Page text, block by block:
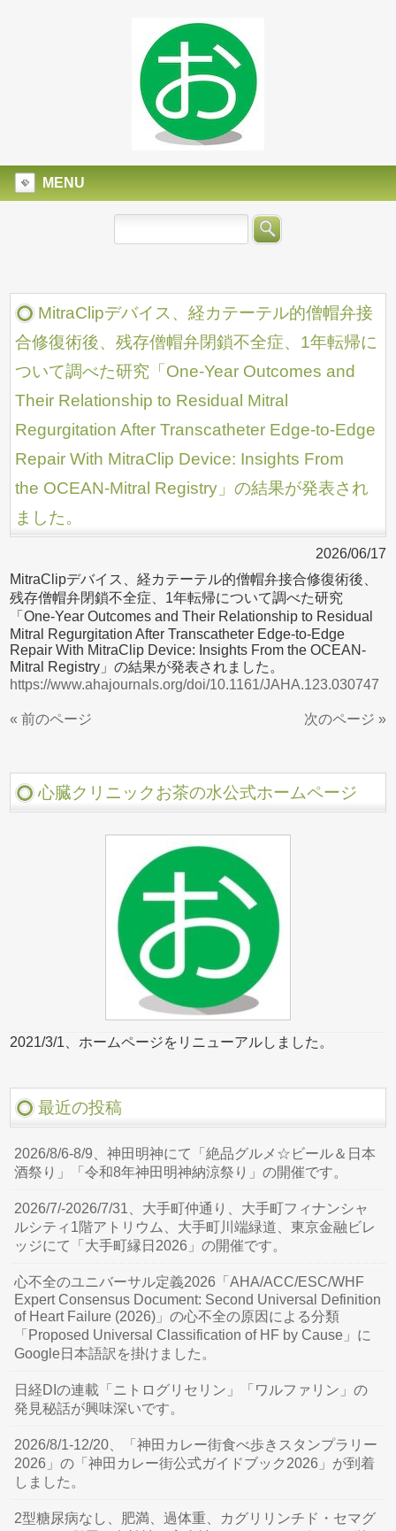
MENU
MitraClipデバイス、経カテーテル的僧帽弁接
合修復術後、残存僧帽弁閉鎖不全症、1年転帰に
ついて調べた研究「One‐Year Outcomes and
Their Relationship to Residual Mitral
Regurgitation After Transcatheter Edge‐to‐Edge
Repair With MitraClip Device: Insights From
the OCEAN‐Mitral Registry」の結果が発表され
ました。
2026/06/17
MitraClipデバイス、経カテーテル的僧帽弁接合修復術後、
残存僧帽弁閉鎖不全症、1年転帰について調べた研究
「One‐Year Outcomes and Their Relationship to Residual
Mitral Regurgitation After Transcatheter Edge‐to‐Edge
Repair With MitraClip Device: Insights From the OCEAN‐
Mitral Registry」の結果が発表されました。
https://www.ahajournals.org/doi/10.1161/JAHA.123.030747
« 前のページ 次のページ »
心臓クリニックお茶の水公式ホームページ
2021/3/1、ホームページをリニューアルしました。
最近の投稿
2026/8/6-8/9、神田明神にて「絶品グルメ☆ビール＆日本
酒祭り」「令和8年神田明神納涼祭り」の開催です。
2026/7/-2026/7/31、大手町仲通り、大手町フィナンシャ
ルシティ1階アトリウム、大手町川端緑道、東京金融ビレ
ッジにて「大手町縁日2026」の開催です。
心不全のユニバーサル定義2026「AHA/ACC/ESC/WHF
Expert Consensus Document: Second Universal Definition
of Heart Failure (2026)」の心不全の原因による分類
「Proposed Universal Classification of HF by Cause」に
Google日本語訳を掛けました。
日経DIの連載「ニトログリセリン」「ワルファリン」の
発見秘話が興味深いです。
2026/8/1-12/20、「神田カレー街食べ歩きスタンプラリー
2026」の「神田カレー街公式ガイドブック2026」が到着
しました。
2型糖尿病なし、肥満、過体重、カグリリンチド・セマグ